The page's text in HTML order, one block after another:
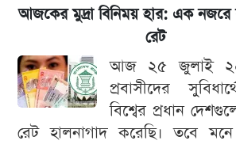
আজকের মুদ্রা বিনিময় হার: এক নজরে
রেট
আজ ২৫ জুলাই
প্রবাসীদের
বিশ্বের প্রধান
রেট হালনাগাদ করেছি। তবে